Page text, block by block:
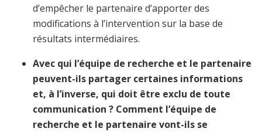
d’empêcher le partenaire d’apporter des
modifications à l’intervention sur la base de
résultats intermédiaires.
Avec qui l’équipe de recherche et le partenaire
peuvent-ils partager certaines informations
et, à l’inverse, qui doit être exclu de toute
communication ? Comment l’équipe de
recherche et le partenaire vont-ils se